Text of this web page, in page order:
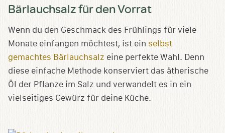
Bärlauchsalz für den Vorrat
Wenn du den Geschmack des Frühlings für viele
Monate einfangen möchtest, ist ein selbst
gemachtes Bärlauchsalz eine perfekte Wahl. Denn
diese einfache Methode konserviert das ätherische
Öl der Pflanze im Salz und verwandelt es in ein
vielseitiges Gewürz für deine Küche.